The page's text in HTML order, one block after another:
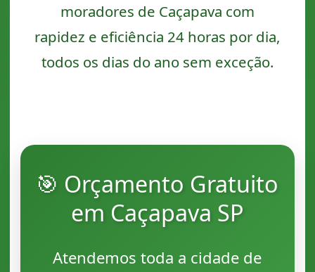
moradores de Caçapava com
rapidez e eficiência 24 horas por dia,
todos os dias do ano sem exceção.
🎯 Orçamento Gratuito
em Caçapava SP
Atendemos toda a cidade de